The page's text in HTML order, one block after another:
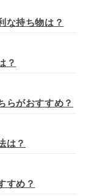
な持ち物は？
？
らがおすすめ？
は？
すめ？